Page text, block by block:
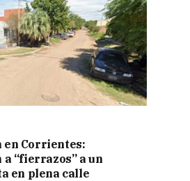
en Corrientes:
“fierrazos” a un
en plena calle